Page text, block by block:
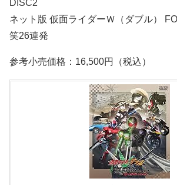
DISC2
ネット版 仮面ライダーＷ（ダブル）
笑26連発
参考小売価格：16,500円（税込）